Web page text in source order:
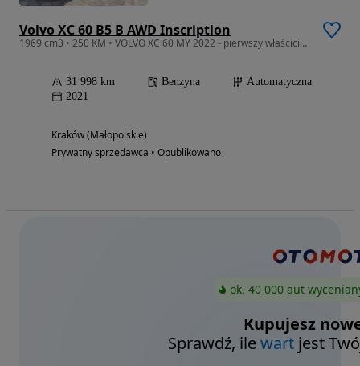
Volvo XC 60 B5 B AWD Inscription
1969 cm3 • 250 KM • VOLVO XC 60 MY 2022 - pierwszy właściciel 31998 km przebieg
31 998 km Benzyna
Automatyczna
2021
Kraków (Małopolskie)
Prywatny sprzedawca • Opublikowano
ok. 40 000 aut
Kupujesz
Sprawdź, ilewart jest